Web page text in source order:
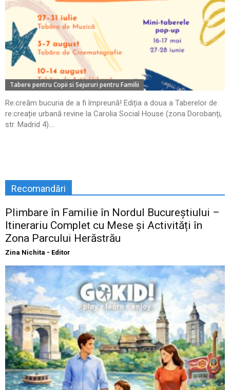
Tabere pentru Copii si Sejururi pentru Familii
Re:creăm bucuria de a fi împreună! Ediția a doua a Taberelor de
re:creație urbană revine la Carolia Social House (zona Dorobanți,
str. Madrid 4)....
Recomandări
Plimbare în Familie în Nordul Bucureștiului –
Itinerariu Complet cu Mese și Activități în
Zona Parcului Herăstrău
Zina Nichita - Editor